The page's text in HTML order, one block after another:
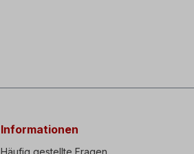
Informationen
Häufig gestellte Fragen